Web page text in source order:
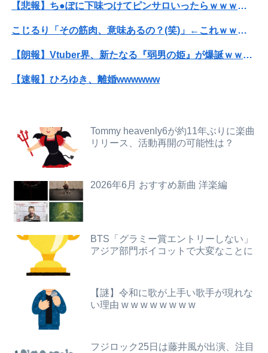
【悲報】sexした後本領発揮してくる女ｗｗｗｗｗｗｗｗｗｗwwww
【画像】どのくノ一を快楽責めしたいｗｗｗｗｗ
【新台】山佐「LモンキーターンRED」特報映像公開！王道から挑戦へ
後輩記者に歩道橋近くで呼び止められた元毎日新聞記者、「元毎日と名乗ってSNSで活動するな」と要求されてしまい……
【画像】セブンイレブン、ついに神商品を販売
【悲報】ち●ぽに下味つけてピンサロいったらｗｗｗｗｗｗｗｗｗwwww
【悲報】ち●ぽに下味つけてピンサロいったらｗｗｗｗｗｗｗｗｗwwww
こじるり「その筋肉、意味あるの？(笑)」←これｗｗｗｗｗｗ
【朗報】Vtuber界、新たなる『弱男の姫』が爆誕ｗｗｗｗｗｗｗｗｗｗｗ
【速報】ひろゆき、離婚wwwwww
【画像】20年前のAV、キチガイすぎるwwwwww
【衝撃】34歳ニート、『エロ漫画』で人生逆転
Tommy heavenly6が約11年ぶりに楽曲
リリース、活動再開の可能性は？
2026年6月 おすすめ新曲 洋楽編
BTS「グラミー賞エントリーしない」
アジア部門ボイコットで大変なことに
【謎】令和に歌が上手い歌手が現れな
い理由 w w w w w w w w
フジロック25日は藤井風が出演、注目